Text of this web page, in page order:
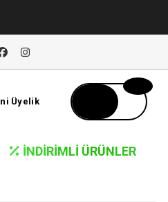
Üyelik
İNDIRIMLI ÜRÜNLER